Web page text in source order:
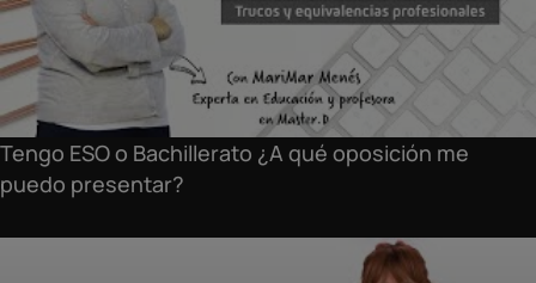
Tengo ESO o Bachillerato ¿A qué oposición me
puedo presentar?